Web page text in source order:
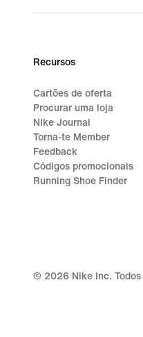
Recursos
Cartões de oferta
Procurar uma loja
Nike Journal
Torna-te Member
Feedback
Códigos promocionais
Running Shoe Finder
© 2026 Nike Inc.